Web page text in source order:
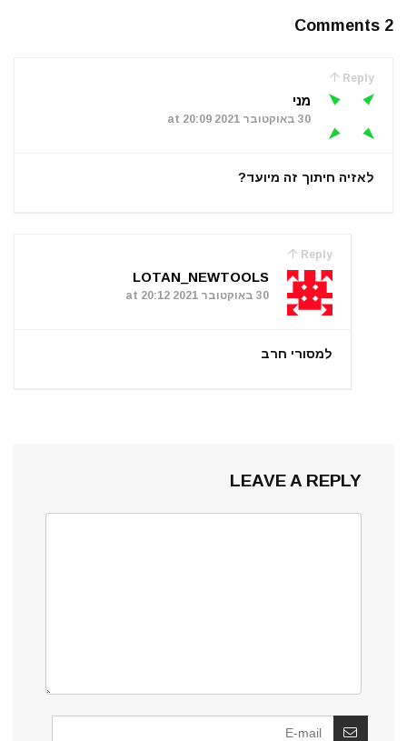
2 Comments
Reply
מני
30 באוקטובר 2021 at 20:09
לאזיה חיתוך זה מיועד?
Reply
LOTAN_NEWTOOLS
30 באוקטובר 2021 at 20:12
למסורי חרב
LEAVE A REPLY